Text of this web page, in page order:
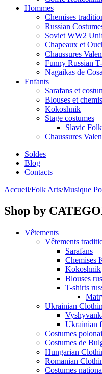
Hommes
Chemises
Russian
Soviet WW2
Chapeaux et
Chaussures
Funny Russian
Nagaikas de
Enfants
Sarafans et
Blouses et
Kokoshnik
Stage costumes
Slavic
Chaussures
Soldes
Blog
Contacts
Accueil/Folk Arts/Musique
Shop by
Vêtements
Vêtements
Sarafans
Chemises
Kokoshnik
Blouses
T-shirts
Ukrainian
Ukrainian
Costumes
Costumes de
Hungarian
Romanian
Costumes